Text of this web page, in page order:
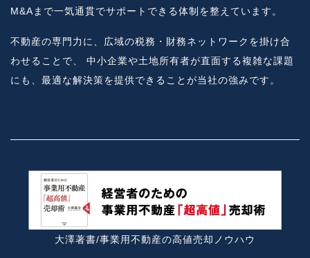
M&Aまで一気通貫でサポートできる体制を整えています。
不動産の専門力に、広域の税務・財務ネットワークを掛け合
わせることで、 中小企業や土地所有者が直面する複雑な課題
にも、最適な解決策を提供できることが当社の強みです。
大澤著書/事業用不動産の高値売却ノウハウ